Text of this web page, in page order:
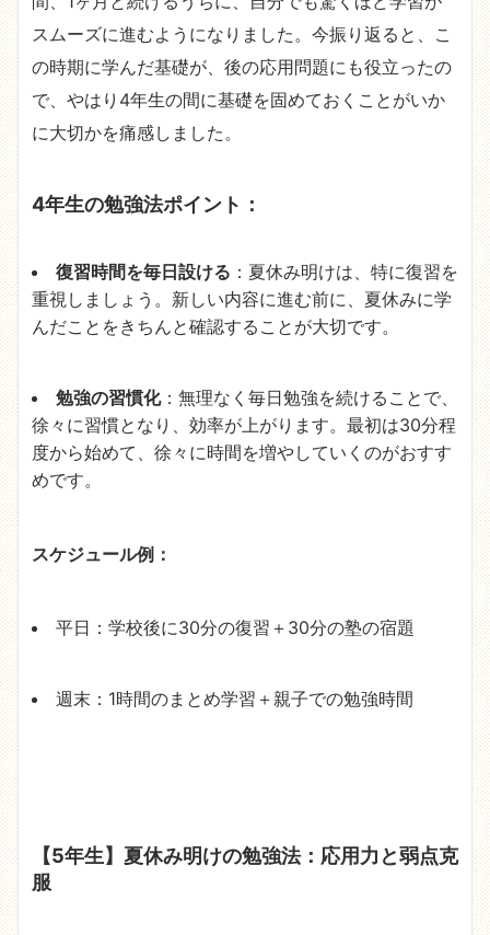
スムーズに進むようになりました。今振り返ると、こ
の時期に学んだ基礎が、後の応用問題にも役立ったの
で、やはり4年生の間に基礎を固めておくことがいか
に大切かを痛感しました。
4年生の勉強法ポイント：
復習時間を毎日設ける ：夏休み明けは、特に復習を
重視しましょう。新しい内容に進む前に、夏休みに学
んだことをきちんと確認することが大切です。
勉強の習慣化：無理なく毎日勉強を続けることで、
徐々に習慣となり、効率が上がります。最初は30分程
度から始めて、徐々に時間を増やしていくのがおすす
めです。
スケジュール例：
平日：学校後に30分の復習＋30分の塾の宿題
週末：1時間のまとめ学習＋親子での勉強時間
【5年生】夏休み明けの勉強法：応用力と弱点克
服